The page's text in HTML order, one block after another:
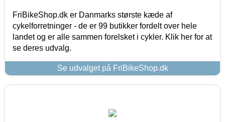
FriBikeShop.dk er Danmarks største kæde af
cykelforretninger - de er 99 butikker fordelt over hele
landet og er alle sammen forelsket i cykler. Klik her for at
se deres udvalg.
Se udvalget på FriBikeShop.dk